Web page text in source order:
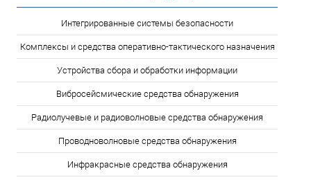
Интегрированные системы безопасности
Комплексы и средства оперативно-тактического назначения
Устройства сбора и обработки информации
Вибросейсмические средства обнаружения
Радиолучевые и радиоволновые средства обнаружения
Проводноволновые средства обнаружения
Инфракрасные средства обнаружения